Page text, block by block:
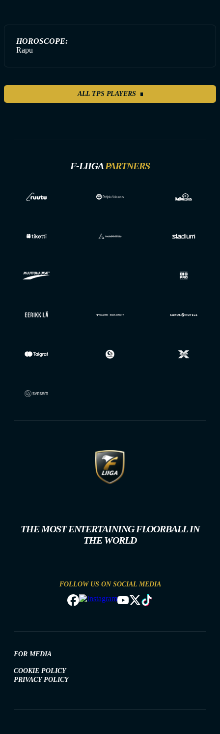
HOROSCOPE:
Rapu
ALL TPS PLAYERS
F-LIIGAPARTNERS
THE MOST ENTERTAINING FLOORBALL IN
THE WORLD
FOLLOW US ON SOCIAL MEDIA
FOR MEDIA
COOKIE POLICY
PRIVACY POLICY